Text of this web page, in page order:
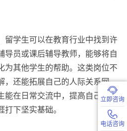
留学生可以在教育行业中找到许
导员或课后辅导教师，能够将自
为其他学生的帮助。这类岗位不
，还能拓展自己的人际关系网。
能在日常交流中，提高自己的语
下坚实基础。
立即咨询
电话咨询